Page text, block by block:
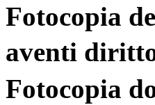
Fotocopia
aventi
Fotocopia